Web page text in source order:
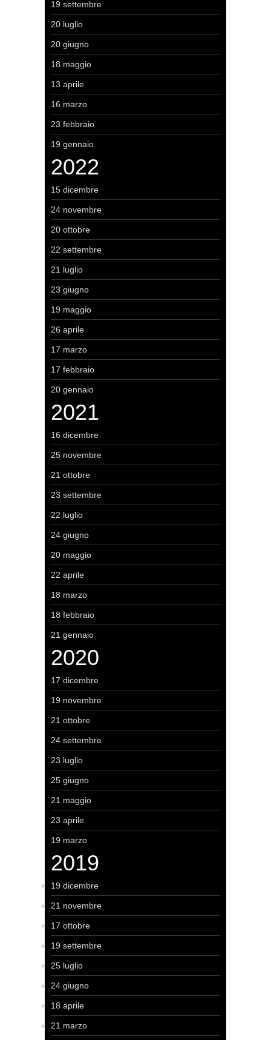
19 settembre
20 luglio
20 giugno
18 maggio
13 aprile
16 marzo
23 febbraio
19 gennaio
2022
15 dicembre
24 novembre
20 ottobre
22 settembre
21 luglio
23 giugno
19 maggio
26 aprile
17 marzo
17 febbraio
20 gennaio
2021
16 dicembre
25 novembre
21 ottobre
23 settembre
22 luglio
24 giugno
20 maggio
22 aprile
18 marzo
18 febbraio
21 gennaio
2020
17 dicembre
19 novembre
21 ottobre
24 settembre
23 luglio
25 giugno
21 maggio
23 aprile
19 marzo
2019
19 dicembre
21 novembre
17 ottobre
19 settembre
25 luglio
24 giugno
18 aprile
21 marzo